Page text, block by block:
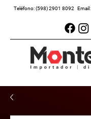
Teléfono:(598) 2901 8092 Email: